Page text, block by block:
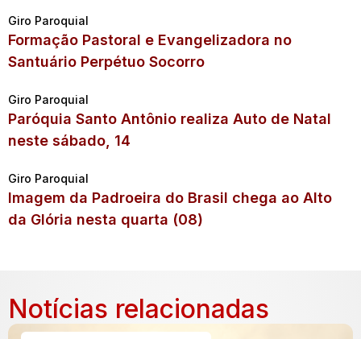
Giro Paroquial
Formação Pastoral e Evangelizadora no
Santuário Perpétuo Socorro
Giro Paroquial
Paróquia Santo Antônio realiza Auto de Natal
neste sábado, 14
Giro Paroquial
Imagem da Padroeira do Brasil chega ao Alto
da Glória nesta quarta (08)
Notícias relacionadas